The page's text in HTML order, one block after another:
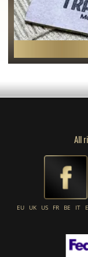
All
EU UK US FR BE IT